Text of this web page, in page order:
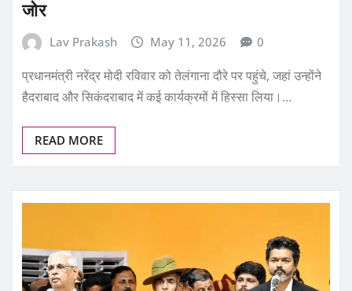
जोर
Lav Prakash May 11, 2026 0
प्रधानमंत्री नरेंद्र मोदी रविवार को तेलंगाना दौरे पर पहुंचे, जहां उन्होंने
हैदराबाद और सिकंदराबाद में कई कार्यक्रमों में हिस्सा लिया।…
READ MORE